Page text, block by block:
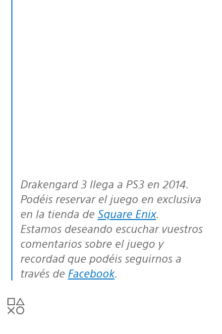
Drakengard 3 llega a PS3 en 2014.
Podéis reservar el juego en exclusiva
en la tienda de Square Enix.
Estamos deseando escuchar vuestros
comentarios sobre el juego y
recordad que podéis seguirnos a
través de Facebook.